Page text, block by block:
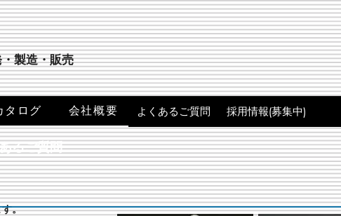
製造・販売
タログ 会社概要 よくあるご質問 採用情報(募集中)
るご質問
す。